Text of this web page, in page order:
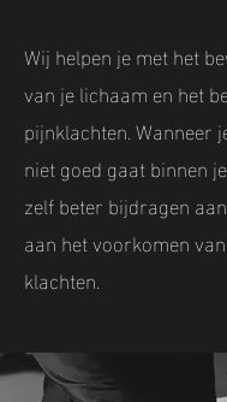
Wij helpen je met het
van je lichaam en het
pijnklachten. Wanneer
niet goed gaat binnen
zelf beter bijdragen
aan het voorkomen
klachten.